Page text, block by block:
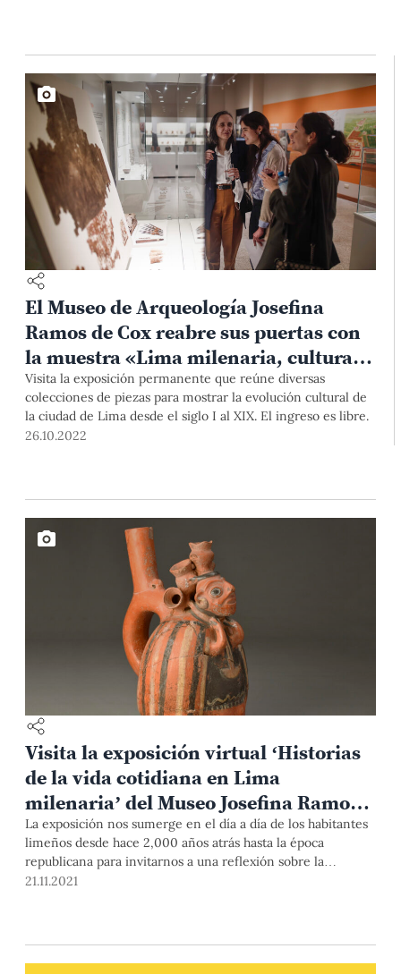
El Museo de Arqueología Josefina
Ramos de Cox reabre sus puertas con
la muestra «Lima milenaria, cultura y
memoria de la vida cotidiana”
Visita la exposición permanente que reúne diversas
colecciones de piezas para mostrar la evolución cultural de
la ciudad de Lima desde el siglo I al XIX. El ingreso es libre.
26.10.2022
Visita la exposición virtual ‘Historias
de la vida cotidiana en Lima
milenaria’ del Museo Josefina Ramos
de Cox
La exposición nos sumerge en el día a día de los habitantes
limeños desde hace 2,000 años atrás hasta la época
republicana para invitarnos a una reflexión sobre la
identidad milenaria y multicultural de la ciudad. Así el
21.11.2021